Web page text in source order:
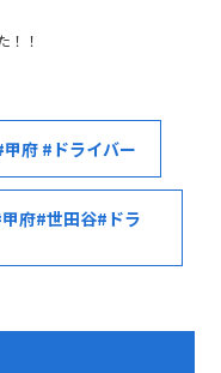
！！
府 #ドライバー
府#世田谷#ドラ